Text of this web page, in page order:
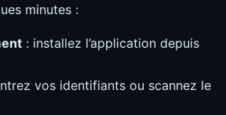
minutes :
: installez l’application depuis
vos identifiants ou scannez le